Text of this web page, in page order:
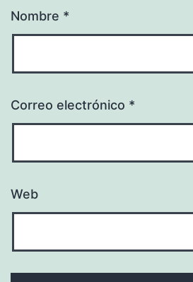
Nombre *
Correo electrónico *
Web